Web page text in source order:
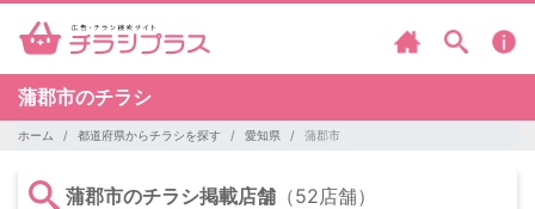
蒲郡市のチラシ
ホーム 都道府県からチラシを探す 愛知県 蒲郡市
蒲郡市のチラシ掲載店舗 （52店舗）